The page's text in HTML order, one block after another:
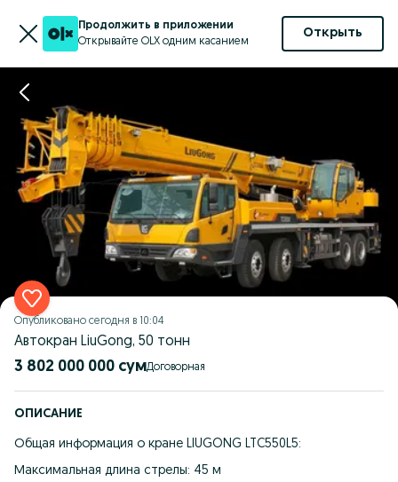
Продолжить в приложении
Открывайте OLX одним касанием
Открыть
Опубликовано сегодня в 10:04
Автокран LiuGong, 50 тонн
3 802 000 000 сум Договорная
ОПИСАНИЕ
Общая информация о кране LIUGONG LTC550L5:
Максимальная длина стрелы: 45 м